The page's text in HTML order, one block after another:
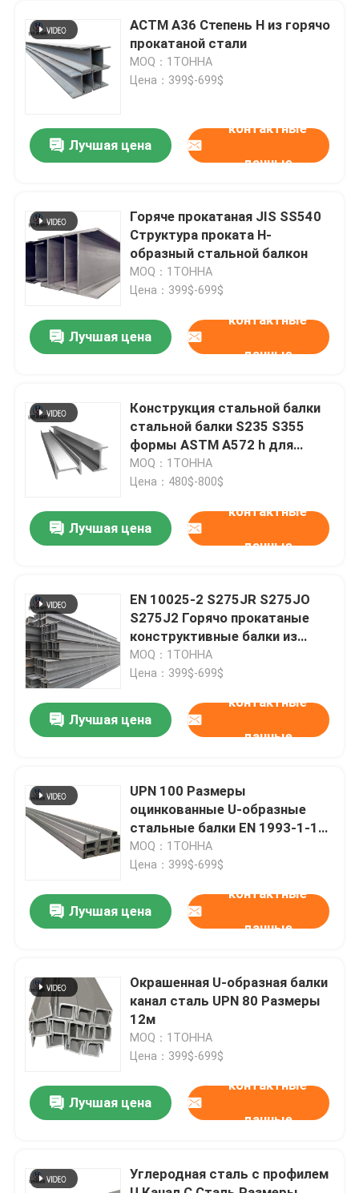
Дом
О нас
Проверка качества
Свяжитесь мы
Спросите цитату
Углеродистая сталь катушка
Коуль из нержавеющей стали
АСТМ A36 Степень H из горячо
прокатаной стали
MOQ：1ТОННА
Цена：399$-699$
Лучшая цена
контактные
данные
Горяче прокатаная JIS SS540
Структура проката H-
образный стальной балкон
MOQ：1ТОННА
Цена：399$-699$
Лучшая цена
контактные
данные
Конструкция стальной балки
стальной балки S235 S355
формы ASTM A572 h для
строительного материала
MOQ：1ТОННА
Цена：480$-800$
Лучшая цена
контактные
данные
EN 10025-2 S275JR S275JO
S275J2 Горячо прокатаные
конструктивные балки из
стали H
MOQ：1ТОННА
Цена：399$-699$
Лучшая цена
контактные
данные
UPN 100 Размеры
оцинкованные U-образные
стальные балки EN 1993-1-1
2005 6m
MOQ：1ТОННА
Цена：399$-699$
Лучшая цена
контактные
данные
Окрашенная U-образная балки
канал сталь UPN 80 Размеры
12м
MOQ：1ТОННА
Цена：399$-699$
Лучшая цена
контактные
данные
Углеродная сталь с профилем